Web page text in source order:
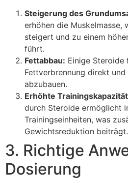
Steigerung des
erhöhen die Muskelmasse,
steigert und zu einem
führt.
Fettabbau: Einige Steroide
Fettverbrennung direkt
abzubauen.
Erhöhte
durch Steroide ermöglicht
Trainingseinheiten, was
Gewichtsreduktion beiträgt.
3. Richtige
Dosierung